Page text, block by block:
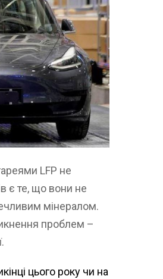
LFP не
є те, що вони не
мінералом.
проблем –
цього року чи на